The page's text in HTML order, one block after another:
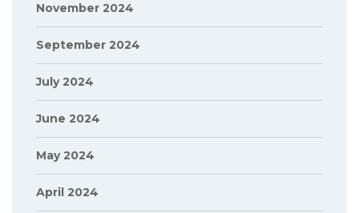
November 2024
September 2024
July 2024
June 2024
May 2024
April 2024